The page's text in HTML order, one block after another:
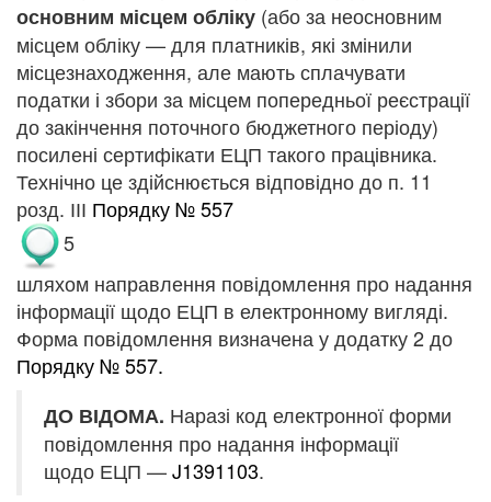
основним місцем обліку (або за неосновним
місцем обліку — для платників, які змінили
місцезнаходження, але мають сплачувати
податки і збори за місцем попередньої реєстрації
до закінчення поточного бюджетного періоду)
посилені сертифікати ЕЦП такого працівника.
Технічно це здійснюється відповідно до п. 11
розд. ІІІ Порядку № 557
5
шляхом направлення повідомлення про надання
інформації щодо ЕЦП в електронному вигляді.
Форма повідомлення визначена у додатку 2 до
Порядку № 557.
ДО ВІДОМА. Наразі код електронної форми
повідомлення про надання інформації
щодо ЕЦП —J1391103.